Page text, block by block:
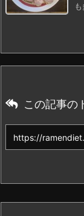
この記事の